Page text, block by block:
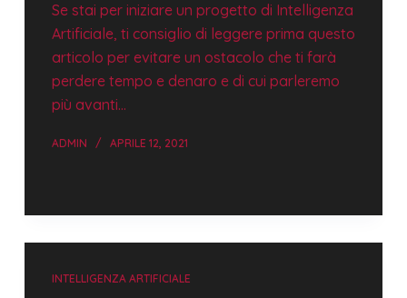
Se stai per iniziare un progetto di Intelligenza
Artificiale, ti consiglio di leggere prima questo
articolo per evitare un ostacolo che ti farà
perdere tempo e denaro e di cui parleremo
più avanti…
ADMIN APRILE 12, 2021
INTELLIGENZA ARTIFICIALE